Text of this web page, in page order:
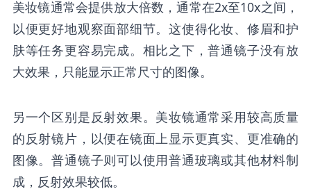
美妆镜通常会提供放大倍数，通常在2x至10x之间，
以便更好地观察面部细节。这使得化妆、修眉和护
肤等任务更容易完成。相比之下，普通镜子没有放
大效果，只能显示正常尺寸的图像。
另一个区别是反射效果。美妆镜通常采用较高质量
的反射镜片，以便在镜面上显示更真实、更准确的
图像。普通镜子则可以使用普通玻璃或其他材料制
成，反射效果较低。